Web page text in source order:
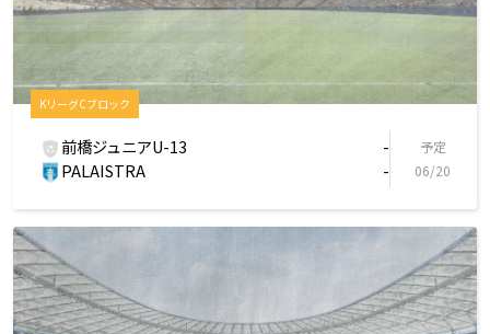
KリーグCブロック
前橋ジュニアU-13 -
PALAISTRA -
予定
06/20